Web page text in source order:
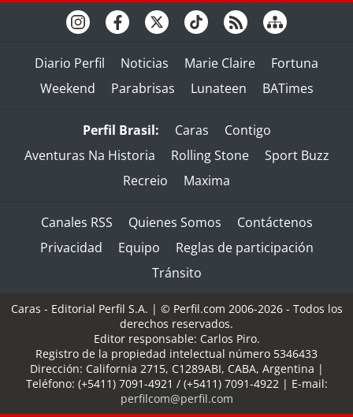
Diario Perfil Noticias Marie Claire
Fortuna
Weekend
Parabrisas Lunateen BATimes
Perfil Brasil: Caras
Contigo
Aventuras Na Historia
Rolling Stone
Sport Buzz
Recreio
Maxima
Canales RSS Quienes Somos
Contáctenos
Privacidad
Equipo
Reglas de participación
Tránsito
Caras - Editorial Perfil S.A. | © Perfil.com 2006-2026 - Todos los
derechos reservados.
Editor responsable: Carlos Piro.
Registro de la propiedad intelectual número 5346433
Dirección: California 2715, C1289ABI, CABA, Argentina |
Teléfono: (+5411) 7091-4921 / (+5411) 7091-4922| E-mail:
perfilcom@perfil.com